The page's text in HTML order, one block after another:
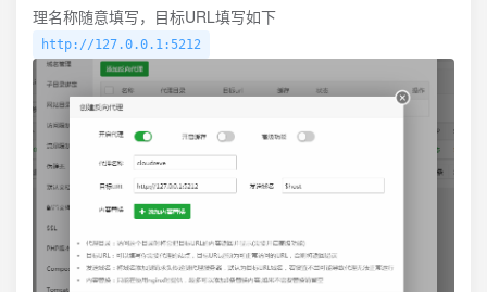
理名称随意填写，目标URL填写如下
http://127.0.0.1:5212